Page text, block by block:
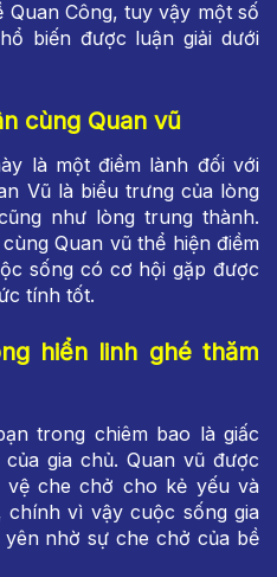
Công, tuy vậy một số
biến được luận giải dưới
cùng Quan vũ
là một điềm lành đối với
Vũ là biểu trưng của lòng
như lòng trung thành.
Quan vũ thể hiện điềm
sống có cơ hội gặp được
tính tốt.
hiển linh ghé thăm
trong chiêm bao là giấc
gia chủ. Quan vũ được
che chở cho kẻ yếu và
vì vậy cuộc sống gia
nhờ sự che chở của bề